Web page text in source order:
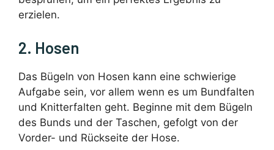
erzielen.
2. Hosen
Das Bügeln von Hosen kann eine schwierige
Aufgabe sein, vor allem wenn es um Bundfalten
und Knitterfalten geht. Beginne mit dem Bügeln
des Bunds und der Taschen, gefolgt von der
Vorder- und Rückseite der Hose.